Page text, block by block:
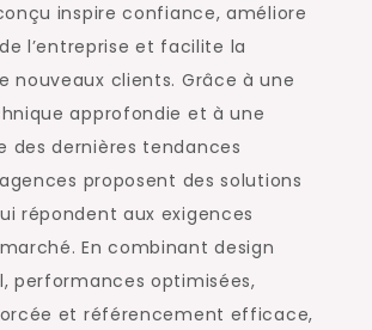
inspire confiance, améliore
l’entreprise et facilite la
nouveaux clients. Grâce à une
approfondie et à une
des dernières tendances
proposent des solutions
répondent aux exigences
En combinant design
performances optimisées,
et référencement efficace,